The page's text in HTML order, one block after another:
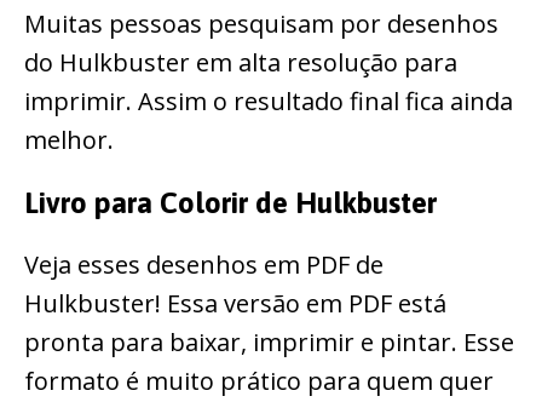
Muitas pessoas pesquisam por desenhos
do Hulkbuster em alta resolução para
imprimir. Assim o resultado final fica ainda
melhor.
Livro para Colorir de Hulkbuster
Veja esses desenhos em PDF de
Hulkbuster! Essa versão em PDF está
pronta para baixar, imprimir e pintar. Esse
formato é muito prático para quem quer